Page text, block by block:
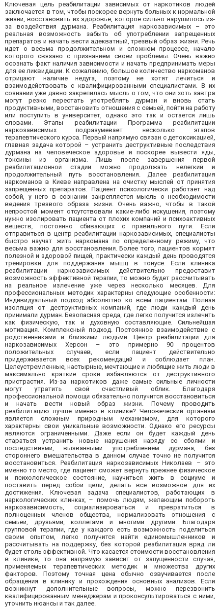
Ключевая цель реабилитации зависимых от наркотиков людей
заключается в том, чтобы поскорее вернуть больных к нормальной
жизни, восстановить их здоровье, которое сильно нарушилось из-
за воздействия дурмана. Реабилитация наркозависимых – это
реальная возможность забыть об употреблении запрещенных
препаратов и начать вести адекватный, трезвый образ жизни. Речь
идет о весьма продолжительном и сложном процессе, начало
которого связано с признанием своей проблемы. Очень важно
осознать факт наличия зависимости и начать предпринимать меры
для ее ликвидации. К сожалению, большое количество наркоманов
отрицают наличие недуга, поэтому не хотят лечиться и
взаимодействовать с квалифицированными специалистами. В их
сознании уже давно закрепилась мысль о том, что они хоть завтра
могут резко перестать употреблять дурман и вновь стать
продуктивными, восстановить отношения с семьей, пойти на работу
или поступить в университет, однако это так и остается лишь
словами. Этапы реабилитации Программа реабилитации
наркозависимых подразумевает несколько этапов
терапевтического курса. Первый напрямую связан с детоксикацией,
главная задача которой – устранить деструктивные последствия
дурмана на человеческое здоровье и поскорее вывести яды,
токсины из организма. Лишь после завершения первой
реабилитационной стадии можно продолжать нелегкий и
продолжительный путь восстановления. Далее реабилитация
наркоманов в Киеве направлена на очистку мыслей от принятия
запрещенных препаратов. Пациент психологически работает над
собой, у него в сознании закрепляется мысль о необходимости
ведения трезвого образа жизни. Очень важно, чтобы в такой
непростой момент отсутствовали какие-либо искушения, поэтому
нужно изолировать пациента от плохих компаний и психоактивных
веществ, постоянно сбивающих с правильного пути. Если
отправиться в центр реабилитации наркозависимых, специалисты
быстро научат жить наркомана по определенному режиму, что
весьма важно для восстановления. Более того, пациентов кормят
полезной и здоровой пищей, практически каждый день проводятся
тренировки для поддержания мышц в тонусе. Если клиника
реабилитации наркозависимых действительно предоставит
возможность эффективной терапии, то можно будет рассчитывать
на реальное излечение уже через несколько месяцев. Для
профессиональных методик характерны следующие особенности:
Индивидуальный подход абсолютно ко всем пациентам. Полная
изоляция от деструктивных компаний, где люди каждый день
принимали дурман. Безопасная среда, где легко получится излечить
как физическую, так и духовную составляющие. Сильнейшая
мотивация. Комплексный подход. Постоянное взаимодействие с
родственниками и близкими людьми. Центр реабилитации для
наркозависимых Херсон – это примерно 90 процентов
положительных случаев, если пациент действительно
придерживается всех рекомендаций и соблюдает план.
Целеустремленные, настырные, мечтающие и любящие жить люди в
максимально краткие сроки избавляются от деструктивного
пристрастия. Из-за наркотиков даже самые сильные личности
могут утратить свой счастливый облик. Благодаря
профессиональной помощи обязательно получится восстановиться
и начать вести новый образ жизни. Почему проводить
реабилитацию лучше именно в клинике? Человеческий организм
является сложным природным механизмом, для которого
характерны свои уникальные возможности. Однако его ресурсы
являются ограниченными. Даже если он будет каждый день
стараться устранить новые нарушения наряду со сбоями и
последствиями, вызванными употреблением дурмана, без
стороннего вмешательства в данном случае точно не получится
восстановиться. Реабилитация наркозависимых Николаев – это
именно то место, где пациент сможет вернуть прежнее физическое
и психологическое состояние, научиться жить в социуме и
поставить перед собой цели, делать все возможное для их
достижения. Ключевая задача специалистов, работающих в
наркологических клинках, – помочь людям, желающим побороть
наркозависимость, социализироваться и превратиться в
полноценных членов общества, нормализовать отношения с
семьей, друзьями, коллегами и многими другими. Благодаря
групповой терапии, где у каждого есть возможность поделиться
своим опытом, легко получится найти единомышленников и
рассчитывать на поддержку, без которой реабилитация вряд ли
будет столь эффективной. Что касается стоимости восстановления
в клинике, то она напрямую зависит от запущенности случая,
применяемых терапевтических методик и множества других
факторов. Поэтому точная цена обычно озвучивается после
обращения в клинику и прохождения основных анализов. Если
возникнут дополнительные вопросы, можно перезвонить
квалифицированным менеджерам и проконсультироваться с ними,
уточнить нюансы и так далее.